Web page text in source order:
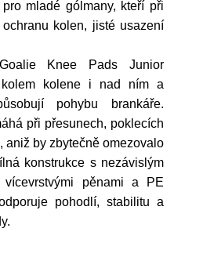
mladé gólmany, kteří při
kolen, jisté usazení
Knee Pads Junior
kolem kolene i nad ním a
pohybu brankáře.
při přesunech, poklecích
aniž by zbytečně omezovalo
konstrukce s nezávislým
vícevrstvými pěnami a PE
pohodlí, stabilitu a